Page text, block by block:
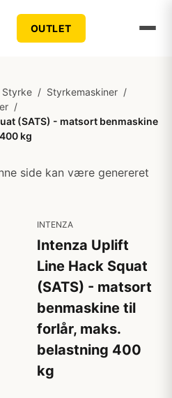
OUTLET
Styrke / Styrkemaskiner /
/
(SATS) - matsort benmaskine
kg
side kan være genereret
INTENZA
Intenza Uplift
Line Hack Squat
(SATS) - matsort
benmaskine til
forlår, maks.
belastning 400
kg